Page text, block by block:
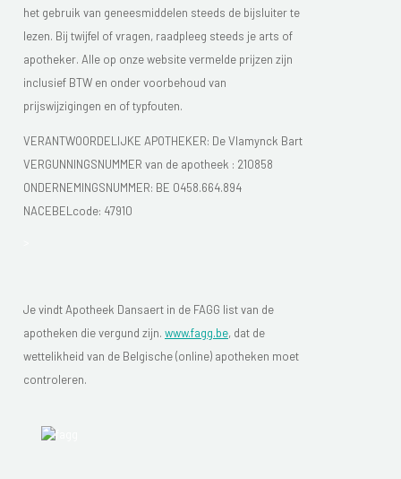
het gebruik van geneesmiddelen steeds de bijsluiter te
lezen. Bij twijfel of vragen, raadpleeg steeds je arts of
apotheker. Alle op onze website vermelde prijzen zijn
inclusief BTW en onder voorbehoud van
prijswijzigingen en of typfouten.
VERANTWOORDELIJKE APOTHEKER: De Vlamynck Bart
VERGUNNINGSNUMMER van de apotheek : 210858
ONDERNEMINGSNUMMER: BE 0458.664.894
NACEBELcode: 47910
Je vindt Apotheek Dansaert in de FAGG list van de
apotheken die vergund zijn. www.fagg.be, dat de
wettelikheid van de Belgische (online) apotheken moet
controleren.